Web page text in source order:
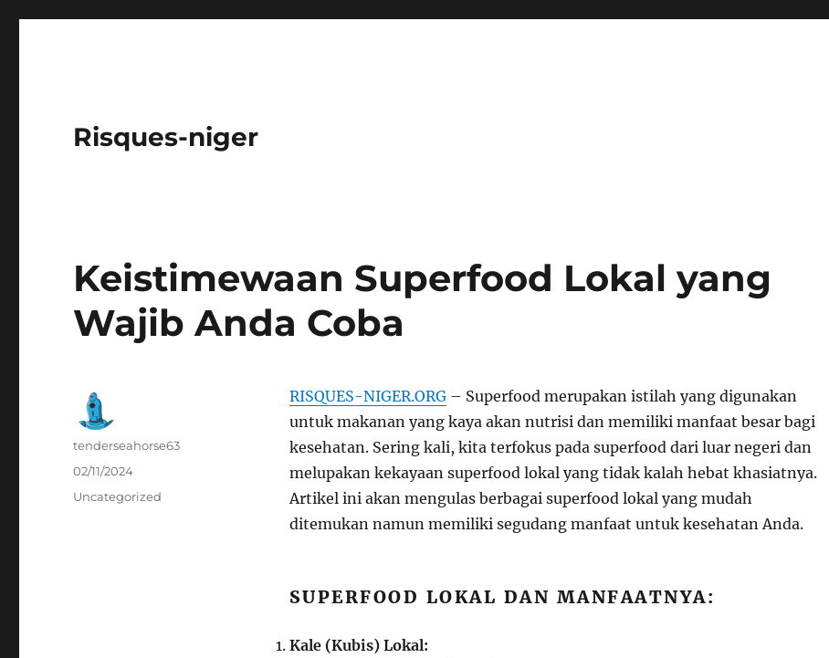
Risques-niger
Keistimewaan Superfood Lokal yang
Wajib Anda Coba
RISQUES-NIGER.ORG– Superfood merupakan istilah yang digunakan
untuk makanan yang kaya akan nutrisi dan memiliki manfaat besar bagi
kesehatan. Sering kali, kita terfokus pada superfood dari luar negeri dan
melupakan kekayaan superfood lokal yang tidak kalah hebat khasiatnya.
Artikel ini akan mengulas berbagai superfood lokal yang mudah
ditemukan namun memiliki segudang manfaat untuk kesehatan Anda.
SUPERFOOD LOKAL DAN MANFAATNYA:
Kale (Kubis) Lokal:
Author
tenderseahorse63
Posted
02/11/2024
Categories
Uncategorized